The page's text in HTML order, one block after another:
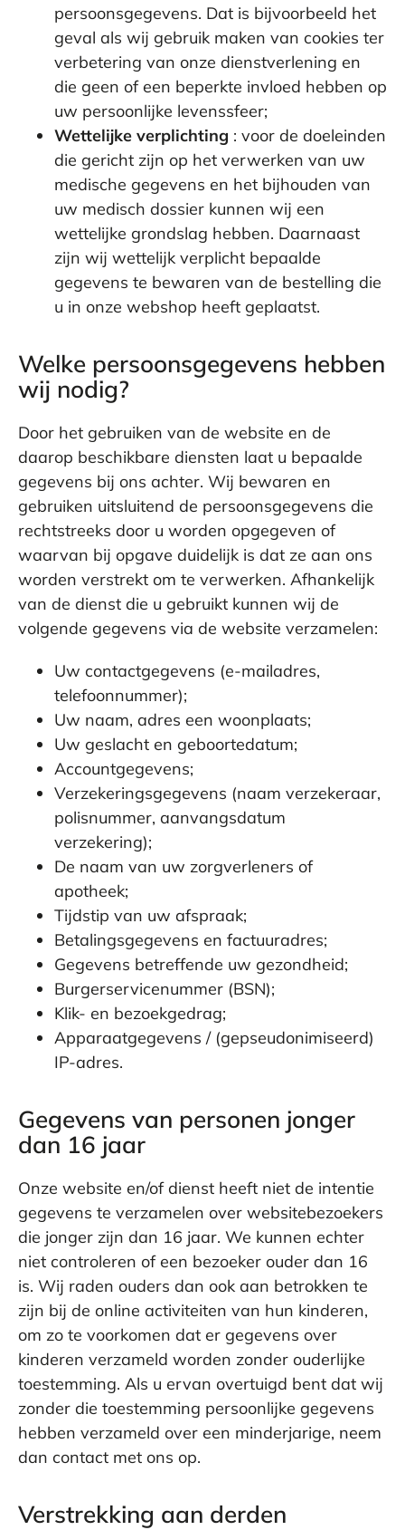
persoonsgegevens. Dat is bijvoorbeeld het
geval als wij gebruik maken van cookies ter
verbetering van onze dienstverlening en
die geen of een beperkte invloed hebben op
uw persoonlijke levenssfeer;
Wettelijke verplichting : voor de doeleinden
die gericht zijn op het verwerken van uw
medische gegevens en het bijhouden van
uw medisch dossier kunnen wij een
wettelijke grondslag hebben. Daarnaast
zijn wij wettelijk verplicht bepaalde
gegevens te bewaren van de bestelling die
u in onze webshop heeft geplaatst.
Welke persoonsgegevens hebben
wij nodig?
Door het gebruiken van de website en de
daarop beschikbare diensten laat u bepaalde
gegevens bij ons achter. Wij bewaren en
gebruiken uitsluitend de persoonsgegevens die
rechtstreeks door u worden opgegeven of
waarvan bij opgave duidelijk is dat ze aan ons
worden verstrekt om te verwerken. Afhankelijk
van de dienst die u gebruikt kunnen wij de
volgende gegevens via de website verzamelen:
Uw contactgegevens (e-mailadres,
telefoonnummer);
Uw naam, adres een woonplaats;
Uw geslacht en geboortedatum;
Accountgegevens;
Verzekeringsgegevens (naam verzekeraar,
polisnummer, aanvangsdatum
verzekering);
De naam van uw zorgverleners of
apotheek;
Tijdstip van uw afspraak;
Betalingsgegevens en factuuradres;
Gegevens betreffende uw gezondheid;
Burgerservicenummer (BSN);
Klik- en bezoekgedrag;
Apparaatgegevens / (gepseudonimiseerd)
IP-adres.
Gegevens van personen jonger
dan 16 jaar
Onze website en/of dienst heeft niet de intentie
gegevens te verzamelen over websitebezoekers
die jonger zijn dan 16 jaar. We kunnen echter
niet controleren of een bezoeker ouder dan 16
is. Wij raden ouders dan ook aan betrokken te
zijn bij de online activiteiten van hun kinderen,
om zo te voorkomen dat er gegevens over
kinderen verzameld worden zonder ouderlijke
toestemming. Als u ervan overtuigd bent dat wij
zonder die toestemming persoonlijke gegevens
hebben verzameld over een minderjarige, neem
dan contact met ons op.
Verstrekking aan derden